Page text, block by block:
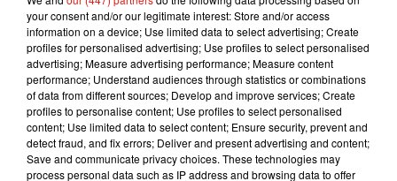
your consent and/or our legitimate interest: Store and/or access
information on a device; Use limited data to select advertising; Create
profiles for personalised advertising; Use profiles to select personalised
advertising; Measure advertising performance; Measure content
performance; Understand audiences through statistics or combinations
of data from different sources; Develop and improve services; Create
profiles to personalise content; Use profiles to select personalised
content; Use limited data to select content; Ensure security, prevent and
detect fraud, and fix errors; Deliver and present advertising and content;
Save and communicate privacy choices. These technologies may
process personal data such as IP address and browsing data to offer